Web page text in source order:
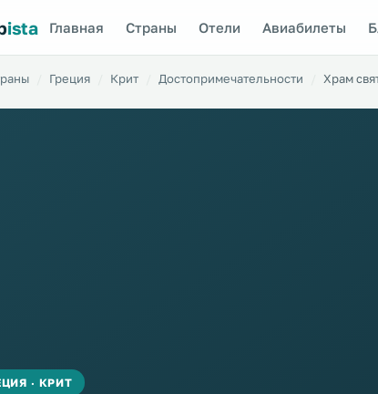
ista Главная Страны Отели Авиабилеты
Греция Крит Достопримечательности Храм
· КРИТ